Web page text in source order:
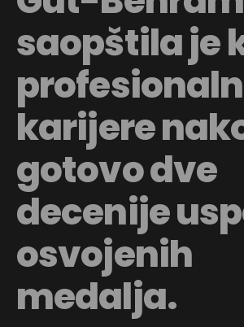
saopštila je
karijere
gotovo dve
decenije
osvojenih
medalja.